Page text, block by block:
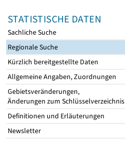
STATISTISCHE DATEN
Sachliche Suche
Regionale Suche
Kürzlich bereitgestellte Daten
Allgemeine Angaben, Zuordnungen
Gebietsveränderungen,
Änderungen zum Schlüsselverzeichnis
Definitionen und Erläuterungen
Newsletter